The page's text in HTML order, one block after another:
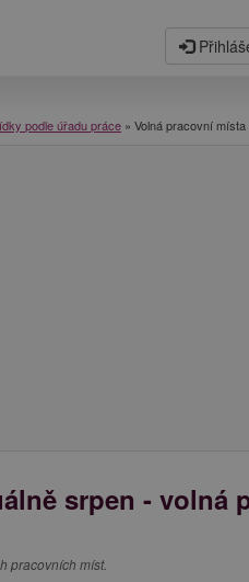
podle úřadu práce » Volná pracovní
srpen - volná
pracovních míst.